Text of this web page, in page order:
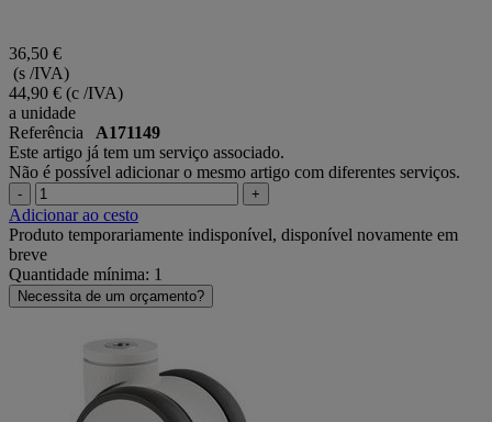
36,50 €
(s /IVA)
44,90 € (c /IVA)
a unidade
Referência A171149
Este artigo já tem um serviço associado.
Não é possível adicionar o mesmo artigo com diferentes serviços.
- +
Adicionar ao cesto
Produto temporariamente indisponível, disponível novamente em
breve
Quantidade mínima: 1
Necessita de um orçamento?